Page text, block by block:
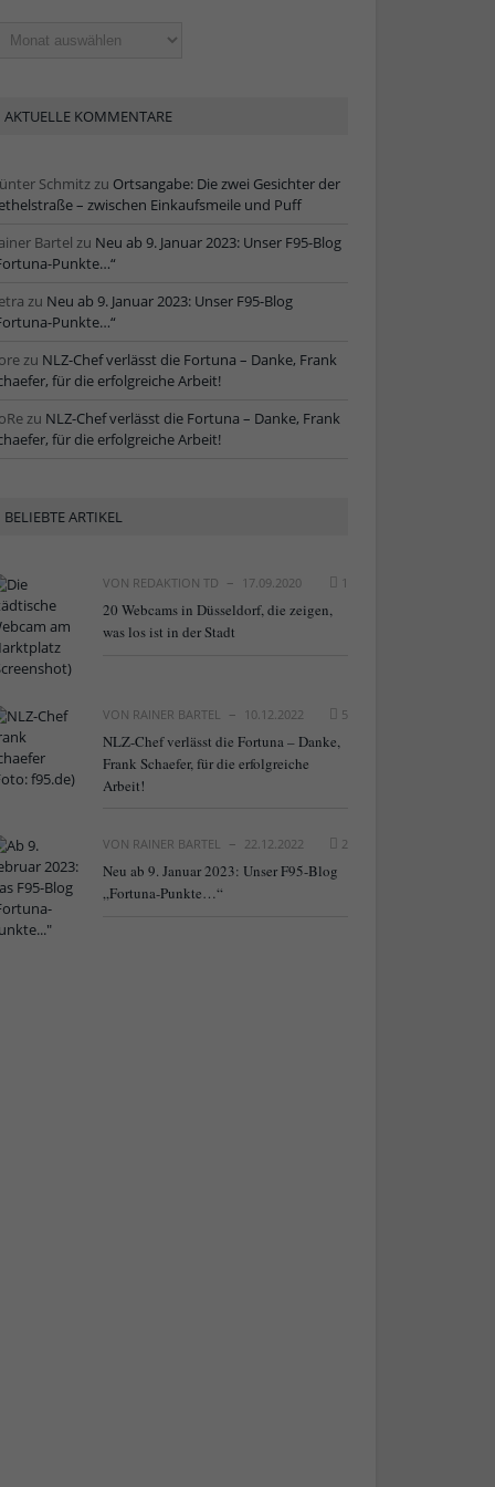
AKTUELLE KOMMENTARE
Schmitzzu Ortsangabe: Die zwei Gesichter der
– zwischen Einkaufsmeile und Puff
Bartel zu Neu ab 9. Januar 2023: Unser F95-Blog
Punkte…“
zu Neu ab 9. Januar 2023: Unser F95-Blog
Punkte…“
zu NLZ-Chef verlässt die Fortuna – Danke, Frank
für die erfolgreiche Arbeit!
zu NLZ-Chef verlässt die Fortuna – Danke, Frank
für die erfolgreiche Arbeit!
BELIEBTE ARTIKEL
VON REDAKTION TD 17.09.2020 1
20 Webcams in Düsseldorf, die zeigen,
was los ist in der Stadt
VON RAINER BARTEL 10.12.2022 5
NLZ-Chef verlässt die Fortuna – Danke,
Frank Schaefer, für die erfolgreiche
Arbeit!
VON RAINER BARTEL 22.12.2022 2
Neu ab 9. Januar 2023: Unser F95-Blog
„Fortuna-Punkte…“